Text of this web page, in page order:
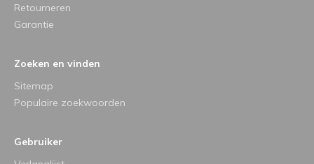
Retourneren
Garantie
Zoeken en vinden
Sitemap
Populaire zoekwoorden
Gebruiker